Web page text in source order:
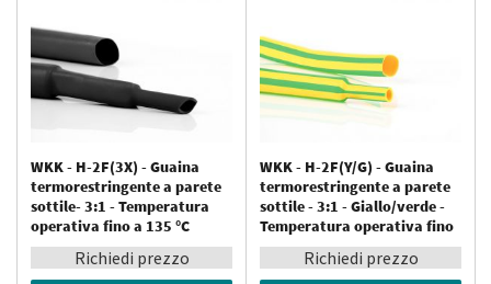
WKK - H-2F(3X) - Guaina
termorestringente a parete
sottile- 3:1 - Temperatura
operativa fino a 135 °C
Richiedi prezzo
WKK - H-2F(Y/G) - Guaina
termorestringente a parete
sottile - 3:1 - Giallo/verde -
Temperatura operativa fino
a 135 °C
Richiedi prezzo